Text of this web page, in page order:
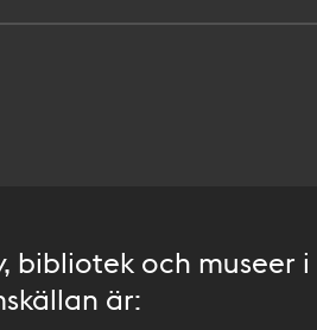
bibliotek och museer i
är: